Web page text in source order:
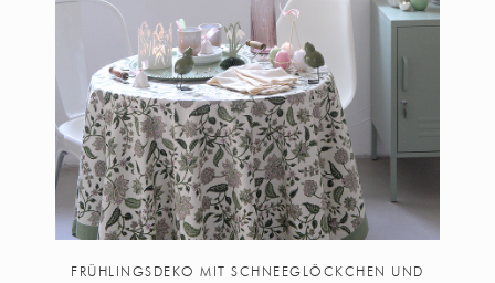
FRÜHLINGSDEKO MIT SCHNEEGLÖCKCHEN UND